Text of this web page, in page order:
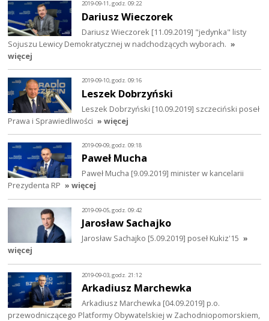
2019-09-11, godz. 09:22
Dariusz Wieczorek
Dariusz Wieczorek [11.09.2019] "jedynka" listy
Sojuszu Lewicy Demokratycznej w nadchodzących wyborach. »
więcej
2019-09-10, godz. 09:16
Leszek Dobrzyński
Leszek Dobrzyński [10.09.2019] szczeciński poseł
Prawa i Sprawiedliwości » więcej
2019-09-09, godz. 09:18
Paweł Mucha
Paweł Mucha [9.09.2019] minister w kancelarii
Prezydenta RP » więcej
2019-09-05, godz. 09:42
Jarosław Sachajko
Jarosław Sachajko [5.09.2019] poseł Kukiz'15 »
więcej
2019-09-03, godz. 21:12
Arkadiusz Marchewka
Arkadiusz Marchewka [04.09.2019] p.o.
przewodniczącego Platformy Obywatelskiej w Zachodniopomorskiem,